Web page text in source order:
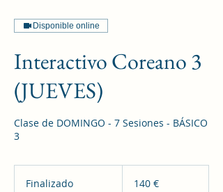
Disponible online
Interactivo Coreano 3
(JUEVES)
Clase de DOMINGO - 7 Sesiones - BÁSICO
3
Finalizado 140 €